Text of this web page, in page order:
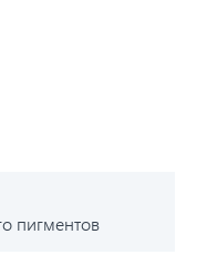
пигментов